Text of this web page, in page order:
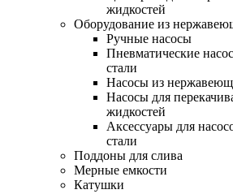
жидкостей
Оборудование из
Ручные насосы
Пневматические
стали
Насосы из
Насосы для
жидкостей
Аксессуары для
стали
Поддоны для слива
Мерные емкости
Катушки